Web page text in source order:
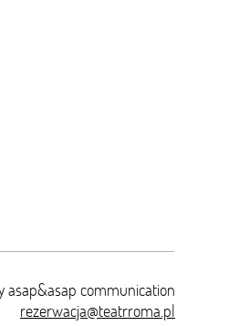
asap&asap communication
rezerwacja@teatrroma.pl